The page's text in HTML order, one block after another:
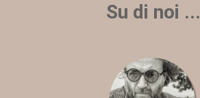
Su di noi ...